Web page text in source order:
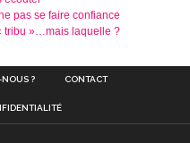
pas se faire confiance
tribu »…mais laquelle ?
? CONTACT